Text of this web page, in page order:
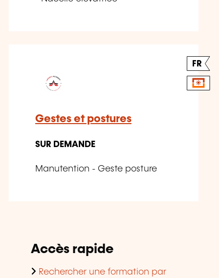
FR
Gestes et postures
SUR DEMANDE
Manutention - Geste posture
Accès rapide
Rechercher une formation par